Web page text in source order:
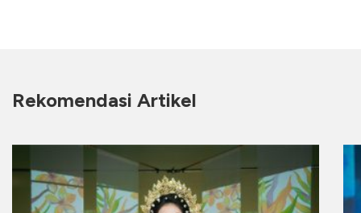
Rekomendasi Artikel